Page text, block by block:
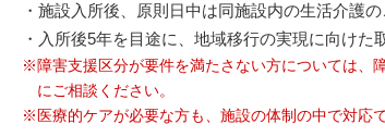
・施設入所後、原則日中は同施設内の生活介護の
・入所後5年を目途に、地域移行の実現に向けた
※障害支援区分が要件を満たさない方については、
にご相談ください。
※医療的ケアが必要な方も、施設の体制の中で対応